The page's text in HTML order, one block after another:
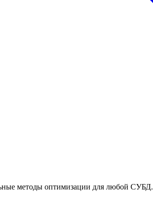
методы оптимизации для любой СУБД.